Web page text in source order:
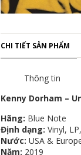
CHI TIẾT SẢN PHẨM
Thông tin
Kenny Dorham ‎–
Hãng: Blue Note
Định dạng: Vinyl,
Nước: USA &
Năm: 2019